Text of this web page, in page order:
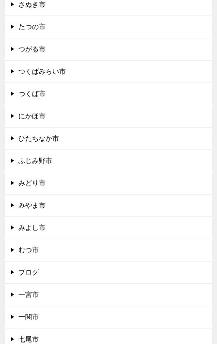
さぬき市
たつの市
つがる市
つくばみらい市
つくば市
にかほ市
ひたちなか市
ふじみ野市
みどり市
みやま市
みよし市
むつ市
ブログ
一宮市
一関市
七尾市